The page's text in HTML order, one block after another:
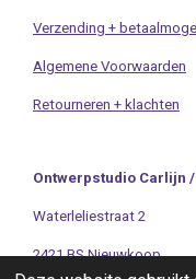
Verzending +
Algemene Voorwaarden
Retourneren + klachten
Ontwerpstudio Carlijn
Waterleliestraat 2
2421 BS Nieuwkoop